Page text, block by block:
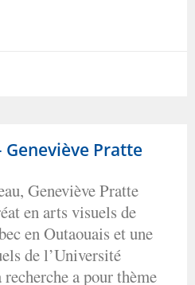
Pratte
Geneviève Pratte
en arts visuels de
en Outaouais et une
de l’Université
a pour thème